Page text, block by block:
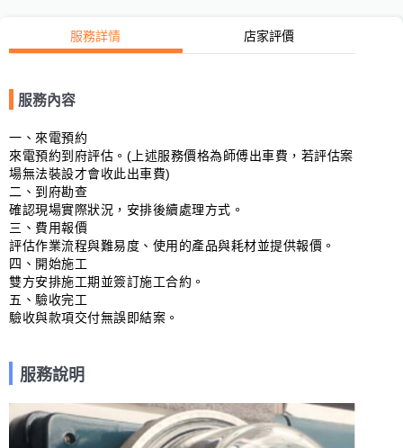
服務詳情 店家評價
服務內容
一、來電預約
來電預約到府評估。(上述服務價格為師傅出車費，若評估案
場無法裝設才會收此出車費)
二、到府勘查
確認現場實際狀況，安排後續處理方式。
三、費用報價
評估作業流程與難易度、使用的產品與耗材並提供報價。
四、開始施工
雙方安排施工期並簽訂施工合約。
五、驗收完工
驗收與款項交付無誤即結案。
服務說明